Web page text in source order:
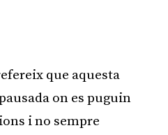
que aquesta
on es puguin
i no sempre